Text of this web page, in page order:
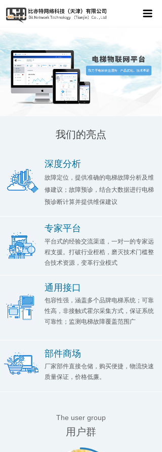
我们的亮点
专家平台
深度分析
故障定位，提供准确的电梯故障分析及维
修建议；故障预诊，结合大数据进行电梯
预诊断计算并提供维保建议
通用接口
部件商场
厂家部件直接仓储，购买便捷，物流快速
质量保证，价格低廉。
平台式的经验交流渠道，一对一的专家远
程支援。打破行业桎梏，磨灭技术门槛整
合技术资源，变革行业模式
包容性强，涵盖多个品牌电梯系统；可靠
性高，非接触式霍尔采集方式，保证系统
可靠性；监测电梯故障覆盖范围广
The user group
用户群